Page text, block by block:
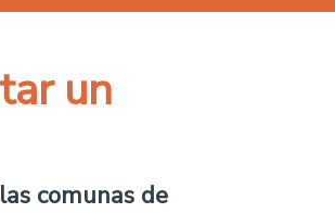
un
comunas de